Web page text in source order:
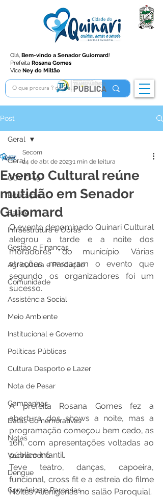
Olá, Bem-vindo a Senador Guiomard!
Prefeita Rosana Gomes
Vice Ney do Miltão
Post
Geral
COVID-19
Educação
Saúde
Infraestrutura e Obras
Gestão e Finanças
Agricultura e Produção
Comunidade
Assistência Social
Meio Ambiente
Institucional e Governo
Políticas Públicas
Cultura Desporto e Lazer
Nota de Pesar
Campanhas
Datas Comemorativas
Notas
Vacinômetro
Dengue
Convênios e Parcerias
Geral
Evento Cultural reúne
mutidão em Senador
Guiomard
Secom
24 de abr. de 20231 min de leitura
O evento denominado Quinari Cultural
alegrou a tarde e a noite dos
moradores do município. Várias
atrações marcaram o evento que
segundo os organizadores foi um
sucesso.
A prefeita Rosana Gomes fez a
abertura dos shows a noite, mas a
programação começou bem cedo, as
16h, com apresentações voltadas ao
público infantil.
Teve teatro, danças, capoeira,
funcional, cross fit e a estreia do filme
Noites Alienígenas no salão Paroquial.